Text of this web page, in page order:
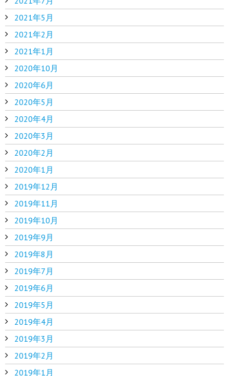
2021年5月
2021年2月
2021年1月
2020年10月
2020年6月
2020年5月
2020年4月
2020年3月
2020年2月
2020年1月
2019年12月
2019年11月
2019年10月
2019年9月
2019年8月
2019年7月
2019年6月
2019年5月
2019年4月
2019年3月
2019年2月
2019年1月